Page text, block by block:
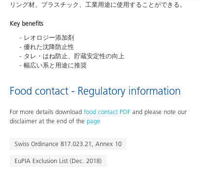
リング材、プラスチック、工業用途に使用することができる。
Key benefits
レオロジー添加剤
優れた沈降防止性
タレ・はね防止、貯蔵安定性の向上
幅広い系と用途に推奨
Food contact - Regulatory information
For more details download food contact PDF and please note our
disclaimer at the end of the page
Swiss Ordinance 817.023.21, Annex 10
EuPIA Exclusion List (Dec. 2018)